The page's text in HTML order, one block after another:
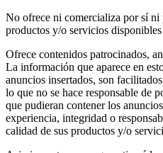
No ofrece ni comercializa por sí ni
productos y/o servicios
Ofrece contenidos patrocinados,
La información que aparece en
anuncios insertados, son
lo que no se hace responsable de
que pudieran contener los
experiencia, integridad o
calidad de sus productos y/o